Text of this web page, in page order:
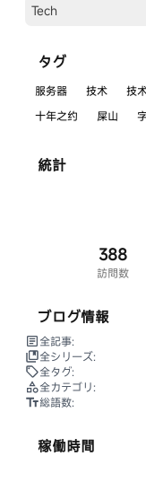
Tech
タグ
服务器 技术 技
十年之约
屎山
統計
388
訪問数
ブログ情報
全記事:
全シリーズ:
全タグ:
全カテゴリ:
総語数:
稼働時間